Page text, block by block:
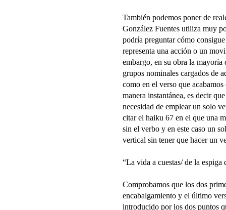
También podemos poner de
González Fuentes utiliza muy
podría preguntar cómo
representa una acción o un
embargo, en su obra la mayoría
grupos nominales cargados de
como en el verso que
manera instantánea, es decir
necesidad de emplear un solo
citar el haiku 67 en el que una
sin el verbo y en este caso un
vertical sin tener que hacer un
“La vida a cuestas/ de la
Comprobamos que los dos
encabalgamiento y el último
introducido por los dos puntos